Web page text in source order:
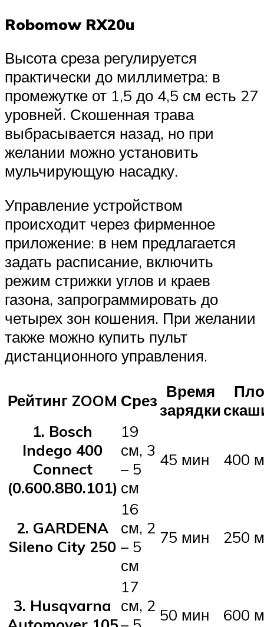
Robomow RX20u
Высота среза регулируется
практически до миллиметра: в
промежутке от 1,5 до 4,5 см есть 27
уровней. Скошенная трава
выбрасывается назад, но при
желании можно установить
мульчирующую насадку.
Управление устройством
происходит через фирменное
приложение: в нем предлагается
задать расписание, включить
режим стрижки углов и краев
газона, запрограммировать до
четырех зон кошения. При желании
также можно купить пульт
дистанционного управления.
Рейтинг ZOOM Срез Время
зарядки
1. Bosch
Indego 400
Connect
(0.600.8B0.101)
19
см, 3
– 5
см
45 мин 400
2. GARDENA
Sileno City 250
16
см, 2
– 5
см
75 мин 250
3. Husqvarna
17
см, 2 50 мин 600